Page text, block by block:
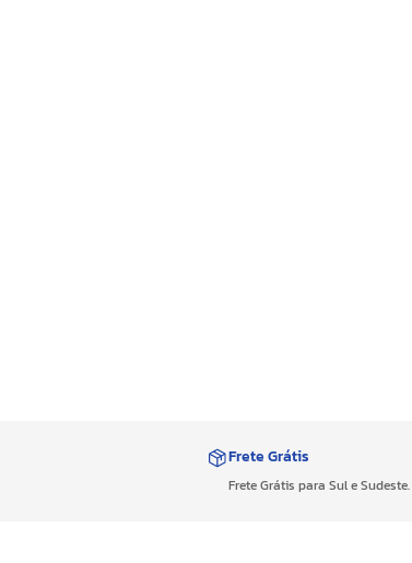
Frete Grátis
Frete Grátis para Sul e Sudeste.